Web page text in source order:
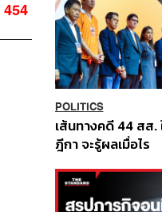
454
POLITICS
เส้นทางคดี 44 สส.
ฎีกา จะรู้ผลเมื่อไร